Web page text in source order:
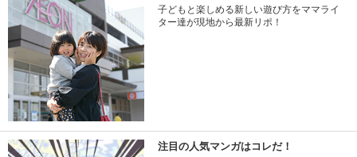
子どもと楽しめる新しい遊び方をママライ
ター達が現地から最新リポ！
注目の人気マンガはコレだ！